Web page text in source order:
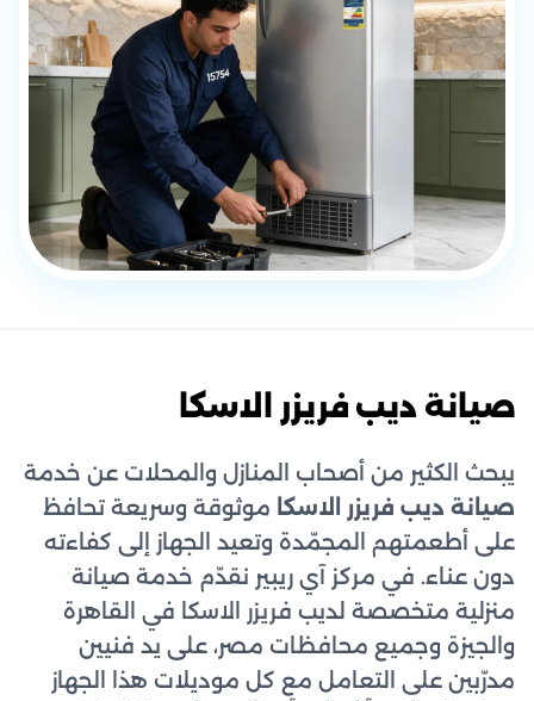
صيانة ديب فريزر الاسكا
يبحث الكثير من أصحاب المنازل والمحلات عن خدمة
صيانة ديب فريزر الاسكا موثوقة وسريعة تحافظ
على أطعمتهم المجمّدة وتعيد الجهاز إلى كفاءته
دون عناء. في مركز آي ريبير نقدّم خدمة صيانة
منزلية متخصصة لديب فريزر الاسكا في القاهرة
والجيزة وجميع محافظات مصر، على يد فنيين
مدرّبين على التعامل مع كل موديلات هذا الجهاز